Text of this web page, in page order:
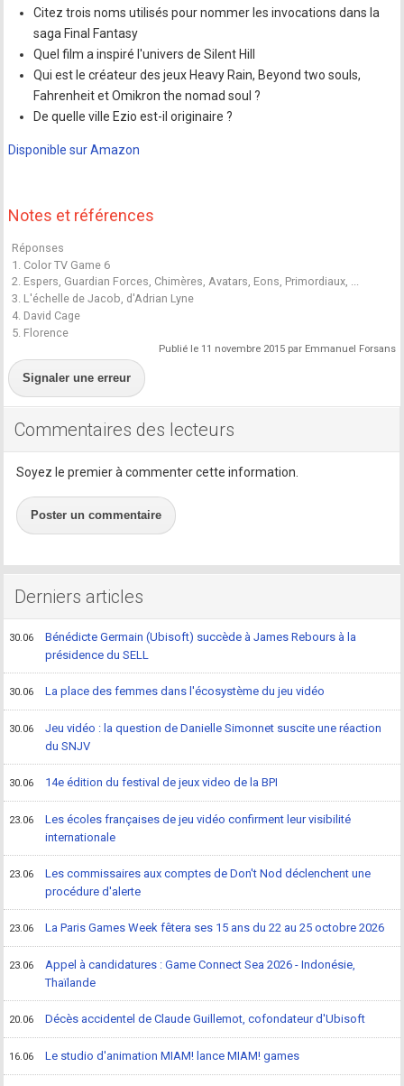
Citez trois noms utilisés pour nommer les invocations dans la
saga Final Fantasy
Quel film a inspiré l'univers de Silent Hill
Qui est le créateur des jeux Heavy Rain, Beyond two souls,
Fahrenheit et Omikron the nomad soul ?
De quelle ville Ezio est-il originaire ?
Disponible sur Amazon
Notes et références
Réponses
1. Color TV Game 6
2. Espers, Guardian Forces, Chimères, Avatars, Eons, Primordiaux, ...
3. L'échelle de Jacob, d'Adrian Lyne
4. David Cage
5. Florence
Publié le 11 novembre 2015 par Emmanuel Forsans
Signaler une erreur
Commentaires des lecteurs
Soyez le premier à commenter cette information.
Poster un commentaire
Derniers articles
30.06
Bénédicte Germain (Ubisoft) succède à James Rebours à la
présidence du SELL
30.06 La place des femmes dans l'écosystème du jeu vidéo
30.06
Jeu vidéo : la question de Danielle Simonnet suscite une réaction
du SNJV
30.06 14e édition du festival de jeux video de la BPI
23.06
Les écoles françaises de jeu vidéo confirment leur visibilité
internationale
23.06
Les commissaires aux comptes de Don't Nod déclenchent une
procédure d'alerte
23.06 La Paris Games Week fêtera ses 15 ans du 22 au 25 octobre 2026
23.06
Appel à candidatures : Game Connect Sea 2026 - Indonésie,
Thaïlande
20.06 Décès accidentel de Claude Guillemot, cofondateur d'Ubisoft
16.06 Le studio d'animation MIAM! lance MIAM! games